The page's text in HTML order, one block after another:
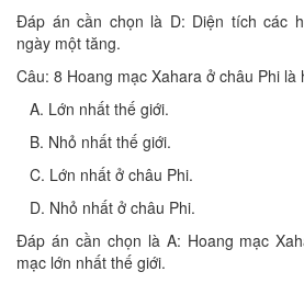
Đáp án cần chọn là D: Diện tích các
ngày một tăng.
Câu: 8 Hoang mạc Xahara ở châu Phi là
A. Lớn nhất thế giới.
B. Nhỏ nhất thế giới.
C. Lớn nhất ở châu Phi.
D. Nhỏ nhất ở châu Phi.
Đáp án cần chọn là A: Hoang mạc
mạc lớn nhất thế giới.